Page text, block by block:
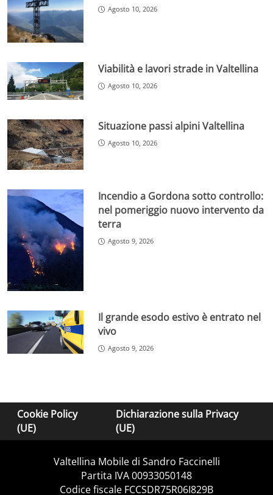
Agosto 10, 2026
Viabilità e lavori strade in Valtellina
Agosto 10, 2026
Situazione passi alpini Valtellina
Agosto 10, 2026
Incendio a Gordona sotto controllo:
nel pomeriggio nuovo intervento da
terra
Agosto 9, 2026
Il grande esodo estivo è entrato nel
vivo
Agosto 9, 2026
Cookie Policy
(UE)
Dichiarazione sulla Privacy
(UE)
Valtellina Mobile di Sandro Faccinelli
Partita IVA 00933050148
Codice fiscale FCCSDR75R06I829B